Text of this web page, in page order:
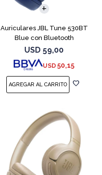
Auriculares JBL Tune 530BT
Blue con Bluetooth
USD 59,00
USD 50,15